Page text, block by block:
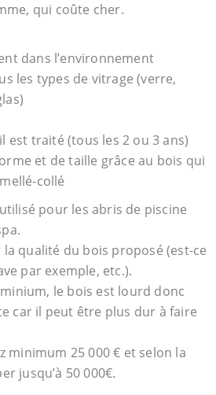
qui coûte cher.
dans l’environnement
les types de vitrage (verre,
est traité (tous les 2 ou 3 ans)
et de taille grâce au bois qui
collé
pour les abris de piscine
la qualité du bois proposé (est-ce
par exemple, etc.).
le bois est lourd donc
car il peut être plus dur à faire
minimum 25 000 € et selon la
jusqu’à 50 000€.